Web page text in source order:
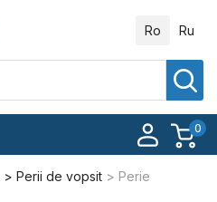
Ro Ru
0
Perii de vopsit
Perie